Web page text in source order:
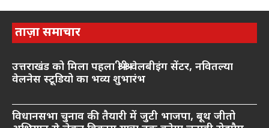
ताज़ा समाचार
उत्तराखंड को मिला पहला श्री श्री वेलबीइंग सेंटर, नवितल्या
वेलनेस स्टूडियो का भव्य शुभारंभ
विधानसभा चुनाव की तैयारी में जुटी भाजपा, बूथ जीतो